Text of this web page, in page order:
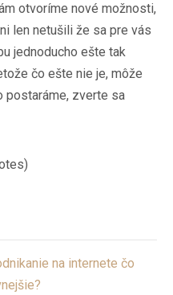
otvoríme nové možnosti,
len netušili že sa pre vás
jednoducho ešte tak
čo ešte nie je, môže
postaráme, zverte sa
na internete čo